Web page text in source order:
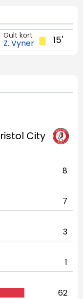
15'
Gult kort
Z. Vyner
City
8
7
3
1
62